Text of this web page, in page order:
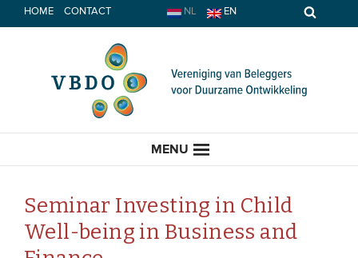
Spring
naar
HOME CONTACT NL EN
MENU
HOME
Seminar Investing in Child
Well-being in Business and